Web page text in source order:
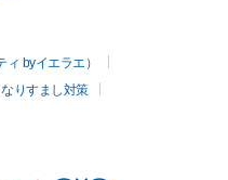
byイエラエ）
なりすまし対策